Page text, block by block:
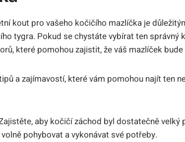
kout pro vašeho​ kočičího mazlíčka je‌
tygra. Pokud ‌se chystáte vybírat ten správný
které pomohou zajistit,‌ že‍ váš mazlíček
a zajímavostí, které vám pomohou najít ten
aby kočičí záchod‍ byl dostatečně velký
pohybovat a vykonávat své potřeby.